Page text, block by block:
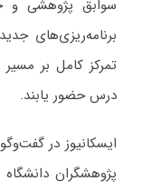
سوابق پژوهشی و
برنامه‌ریزی‌های
تمرکز کامل بر
درس حضور یابند.
ایسکانیوز در
پژوهشگران